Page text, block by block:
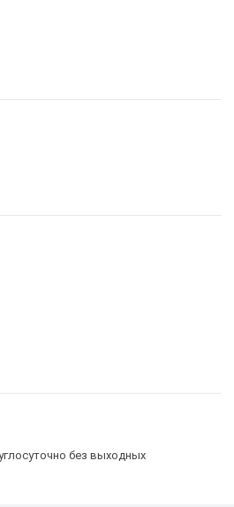
без выходных